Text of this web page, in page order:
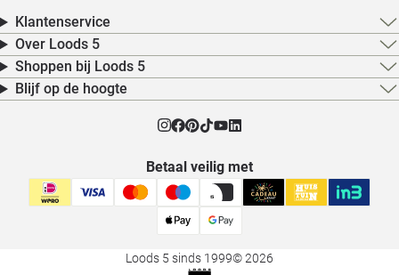
Klantenservice
Over Loods 5
Shoppen bij Loods 5
Blijf op de hoogte
Betaal veilig met
Loods 5 sinds 1999© 2026